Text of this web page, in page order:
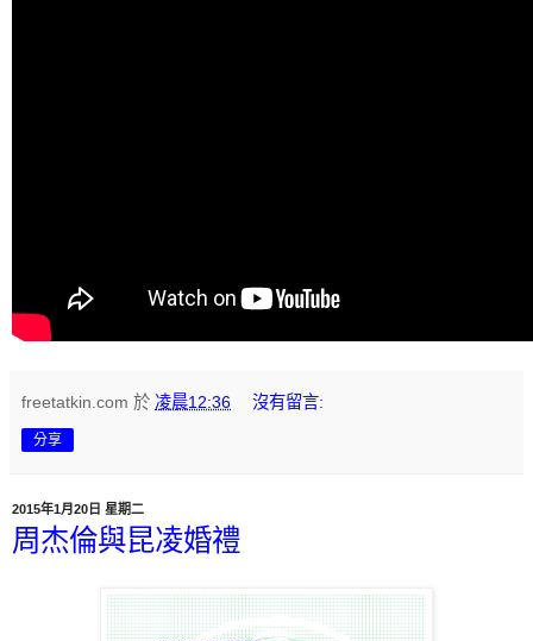
freetatkin.com 於 凌晨12:36 沒有留言:
分享
2015年1月20日 星期二
周杰倫與昆凌婚禮